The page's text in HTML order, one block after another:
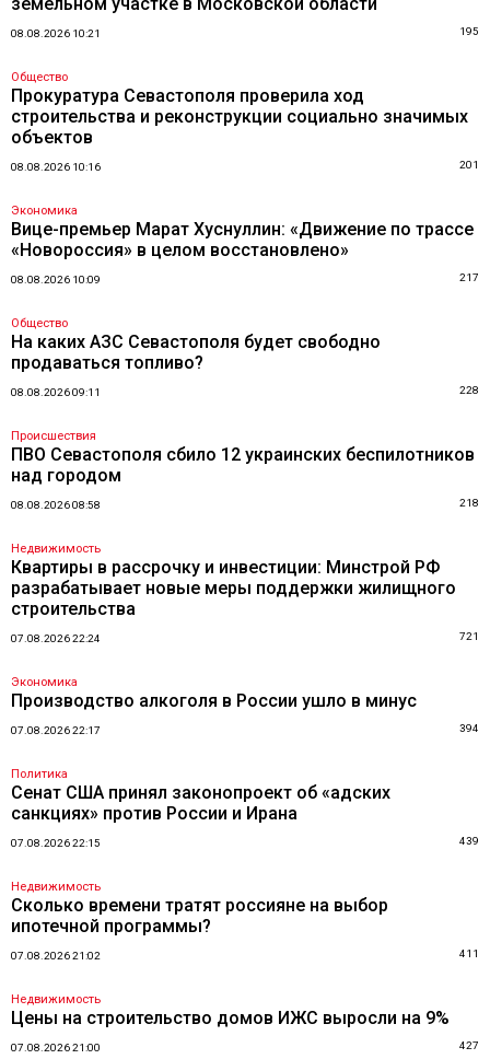
08.08.2026 10:21 195
Общество
Прокуратура Севастополя проверила ход
строительства и реконструкции социально значимых
объектов
08.08.2026 10:16 201
Экономика
Вице-премьер Марат Хуснуллин: «Движение по трассе
«Новороссия» в целом восстановлено»
08.08.2026 10:09 217
Общество
На каких АЗС Севастополя будет свободно
продаваться топливо?
08.08.2026 09:11 228
Происшествия
ПВО Севастополя сбило 12 украинских беспилотников
над городом
08.08.2026 08:58 218
Недвижимость
Квартиры в рассрочку и инвестиции: Минстрой РФ
разрабатывает новые меры поддержки жилищного
строительства
07.08.2026 22:24 721
Экономика
Производство алкоголя в России ушло в минус
07.08.2026 22:17 394
Политика
Сенат США принял законопроект об «адских
санкциях» против России и Ирана
07.08.2026 22:15 439
Недвижимость
Сколько времени тратят россияне на выбор
ипотечной программы?
07.08.2026 21:02 411
Недвижимость
Цены на строительство домов ИЖС выросли на 9%
07.08.2026 21:00 427